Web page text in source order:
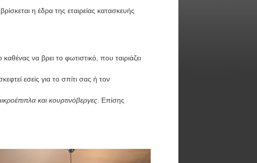
η έδρα της εταιρείας κατασκευής
να βρει το φωτιστικό, που ταιριάζει
εσείς για το σπίτι σας ή τον
και κουρτινόβεργες . Επίσης